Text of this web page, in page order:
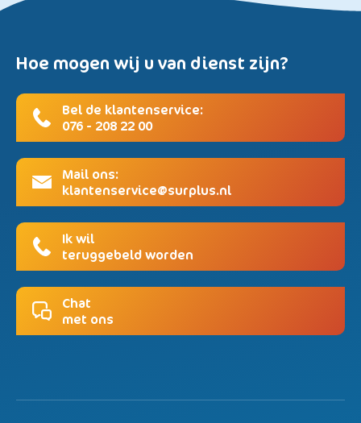
Hoe mogen wij u van dienst zijn?
Bel de klantenservice:
076 - 208 22 00
Mail ons:
klantenservice@surplus.nl
Ik wil
teruggebeld worden
Chat
met ons